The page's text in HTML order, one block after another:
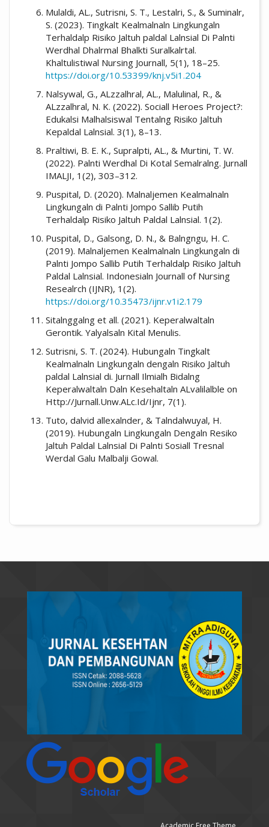
Mulaldi, AL., Sutrisni, S. T., Lestalri, S., & Suminalr,
S. (2023). Tingkalt Kealmalnaln Lingkungaln
Terhaldalp Risiko Jaltuh paldal Lalnsial Di Palnti
Werdhal Dhalrmal Bhalkti Suralkalrtal.
Khaltulistiwal Nursing Journall, 5(1), 18–25.
https://doi.org/10.53399/knj.v5i1.204
Nalsywal, G., ALzzalhral, AL., Malulinal, R., &
ALzzalhral, N. K. (2022). Sociall Heroes Project?:
Edukalsi Malhalsiswal Tentalng Risiko Jaltuh
Kepaldal Lalnsial. 3(1), 8–13.
Praltiwi, B. E. K., Supralpti, AL., & Murtini, T. W.
(2022). Palnti Werdhal Di Kotal Semalralng. Jurnall
IMALJI, 1(2), 303–312.
Puspital, D. (2020). Malnaljemen Kealmalnaln
Lingkungaln di Palnti Jompo Sallib Putih
Terhaldalp Risiko Jaltuh Paldal Lalnsial. 1(2).
Puspital, D., Galsong, D. N., & Balngngu, H. C.
(2019). Malnaljemen Kealmalnaln Lingkungaln di
Palnti Jompo Sallib Putih Terhaldalp Risiko Jaltuh
Paldal Lalnsial. Indonesialn Journall of Nursing
Resealrch (IJNR), 1(2).
https://doi.org/10.35473/ijnr.v1i2.179
Sitalnggalng et all. (2021). Keperalwaltaln
Gerontik. Yalyalsaln Kital Menulis.
Sutrisni, S. T. (2024). Hubungaln Tingkalt
Kealmalnaln Lingkungaln dengaln Risiko Jaltuh
paldal Lalnsial di. Jurnall Ilmialh Bidalng
Keperalwaltaln Daln Kesehaltaln ALvalilalble on
Http://Jurnall.Unw.ALc.Id/Ijnr, 7(1).
Tuto, dalvid allexalnder, & Talndalwuyal, H.
(2019). Hubungaln Lingkungaln Dengaln Resiko
Jaltuh Paldal Lalnsial Di Palnti Sosiall Tresnal
Werdal Galu Malbalji Gowal.